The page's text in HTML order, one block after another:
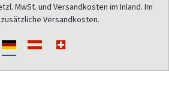
MwSt. und Versandkosten im Inland. Im
Versandkosten.